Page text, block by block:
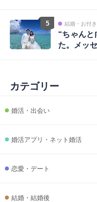
5 結婚・お付
“ちゃんと
た。メッ
カテゴリー
婚活・出会い
婚活アプリ・ネット婚活
恋愛・デート
結婚・結婚後